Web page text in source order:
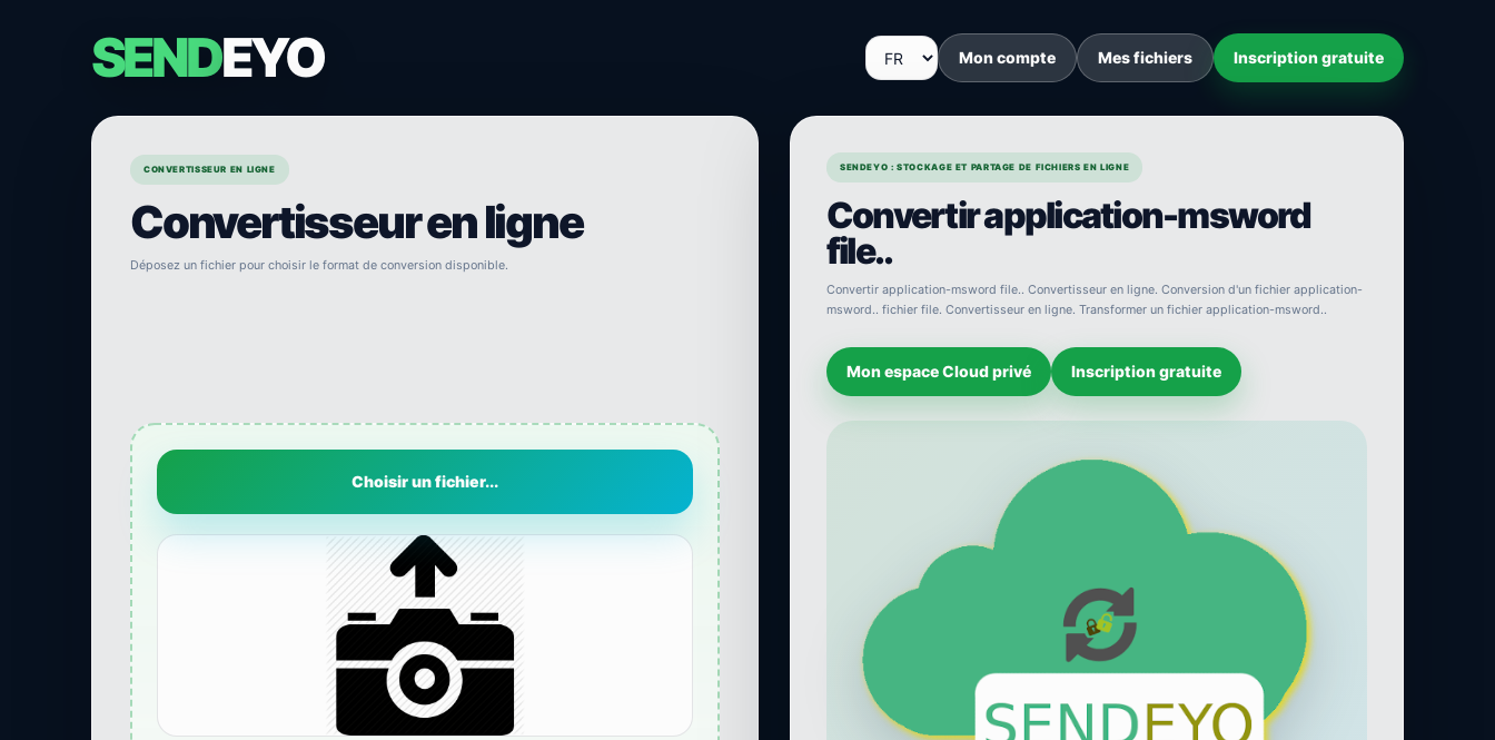
SENDEYO Mon compte Mes fichiers Inscription gratuite
CONVERTISSEUR EN LIGNE
Convertisseur en ligne
Déposez un fichier pour choisir le format de conversion disponible.
Choisir un fichier...
SENDEYO : STOCKAGE ET PARTAGE DE FICHIERS EN LIGNE
Convertir application-msword
file..
Convertir application-msword file.. Convertisseur en ligne. Conversion d'un fichier application-
msword.. fichier file. Convertisseur en ligne. Transformer un fichier application-msword..
Mon espace Cloud privé Inscription gratuite